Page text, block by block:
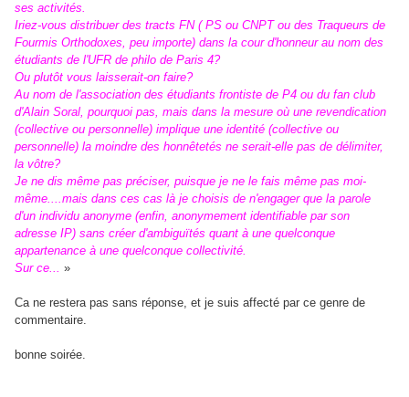
ses activités.
Iriez-vous distribuer des tracts FN ( PS ou CNPT ou des Traqueurs de
Fourmis Orthodoxes, peu importe) dans la cour d'honneur au nom des
étudiants de l'UFR de philo de Paris 4?
Ou plutôt vous laisserait-on faire?
Au nom de l'association des étudiants frontiste de P4 ou du fan club
d'Alain Soral, pourquoi pas, mais dans la mesure où une revendication
(collective ou personnelle) implique une identité (collective ou
personnelle) la moindre des honnêtetés ne serait-elle pas de délimiter,
la vôtre?
Je ne dis même pas préciser, puisque je ne le fais même pas moi-
même....mais dans ces cas là je choisis de n'engager que la parole
d'un individu anonyme (enfin, anonymement identifiable par son
adresse IP) sans créer d'ambiguïtés quant à une quelconque
appartenance à une quelconque collectivité.
Sur ce... »
Ca ne restera pas sans réponse, et je suis affecté par ce genre de
commentaire.
bonne soirée.